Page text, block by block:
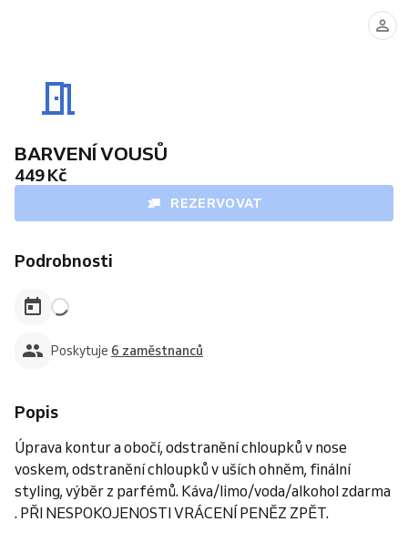
BARVENÍ VOUSŮ
449 Kč
REZERVOVAT
Podrobnosti
Poskytuje 6 zaměstnanců
Popis
Úprava kontur a obočí, odstranění chloupků v nose
voskem, odstranění chloupků v uších ohněm, finální
styling, výběr z parfémů. Káva/limo/voda/alkohol zdarma
. PŘI NESPOKOJENOSTI VRÁCENÍ PENĚZ ZPĚT.